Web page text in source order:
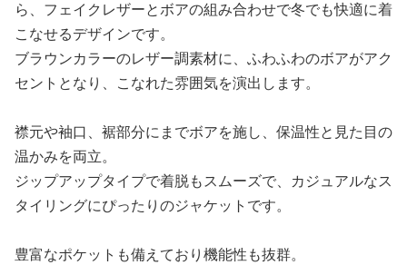
ら、フェイクレザーとボアの組み合わせで冬でも快適に着
こなせるデザインです。
ブラウンカラーのレザー調素材に、ふわふわのボアがアク
セントとなり、こなれた雰囲気を演出します。
襟元や袖口、裾部分にまでボアを施し、保温性と見た目の
温かみを両立。
ジップアップタイプで着脱もスムーズで、カジュアルなス
タイリングにぴったりのジャケットです。
豊富なポケットも備えており機能性も抜群。